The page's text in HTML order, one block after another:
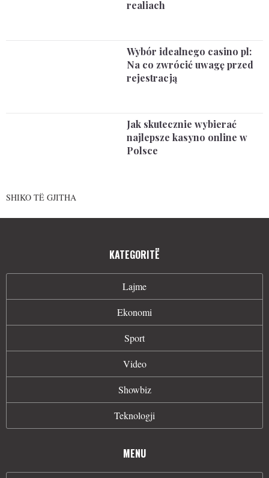
realiach
Wybór idealnego casino pl:
Na co zwrócić uwagę przed
rejestracją
Jak skutecznie wybierać
najlepsze kasyno online w
Polsce
SHIKO TË GJITHA
KATEGORITË
Lajme
Ekonomi
Sport
Video
Showbiz
Teknologji
MENU